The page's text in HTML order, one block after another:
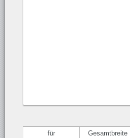
für Gesamtbreite